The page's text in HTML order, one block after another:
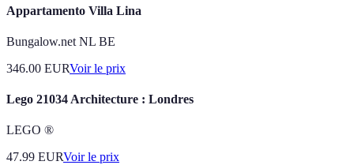
Appartamento Villa Lina
Bungalow.net NL BE
346.00 EURVoir le prix
Lego 21034 Architecture : Londres
LEGO ®
47.99 EURVoir le prix